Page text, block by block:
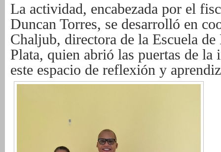
La actividad, encabezada por el
Duncan Torres, se desarrolló en
Chaljub, directora de la Escuela
Plata, quien abrió las puertas de la
este espacio de reflexión y